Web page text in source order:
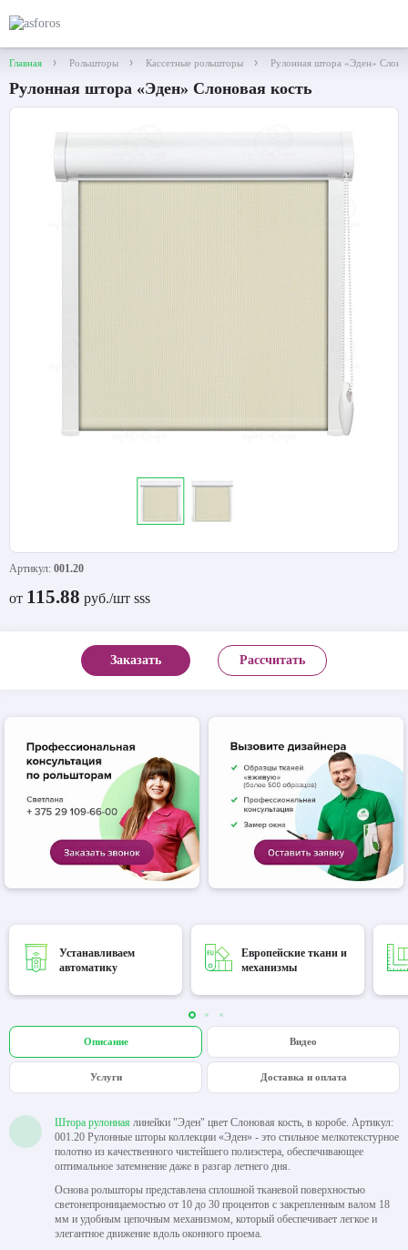
Главная Рольшторы Кассетные рольшторы Рулонная штора «Эден»
Рулонная штора «Эден» Слоновая кость
Артикул: 001.20
от 115.88 руб./шт sss
Заказать Рассчитать
Устанавливаем
автоматику
Европейские ткани и
механизмы
Описание Видео
Услуги Доставка и оплата
Штора рулонная линейки "Эден" цвет Слоновая кость, в коробе. Артикул:
001.20 Рулонные шторы коллекции «Эден» - это стильное мелкотекстурное
полотно из качественного чистейшего полиэстера, обеспечивающее
оптимальное затемнение даже в разгар летнего дня.
Основа рольшторы представлена сплошной тканевой поверхностью
светонепроницаемостью от 10 до 30 процентов с закрепленным валом 18
мм и удобным цепочным механизмом, который обеспечивает легкое и
элегантное движение вдоль оконного проема.